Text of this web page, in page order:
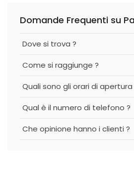
Dove si trova ?
Come si raggiunge ?
Quali sono gli orari di apertura
Qual è il numero di telefono ?
Che opinione hanno i clienti ?